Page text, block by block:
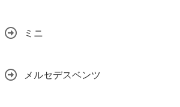
ミニ
メルセデスベンツ